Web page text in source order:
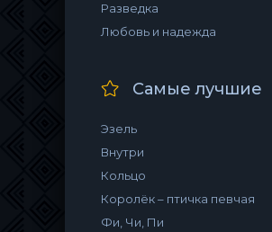
Разведка
Любовь и надежда
Самые лучшие
Эзель
Внутри
Кольцо
Королёк – птичка певчая
Фи, Чи, Пи